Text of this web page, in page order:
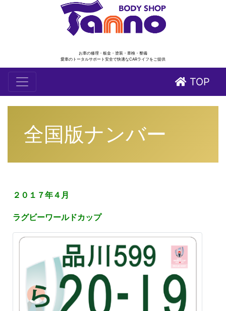
お車の修理・板金・塗装・車検・整備
愛車のトータルサポート安全で快適なCARライフをご提供
TOP
全国版ナンバー
２０１７年４月
ラグビーワールドカップ